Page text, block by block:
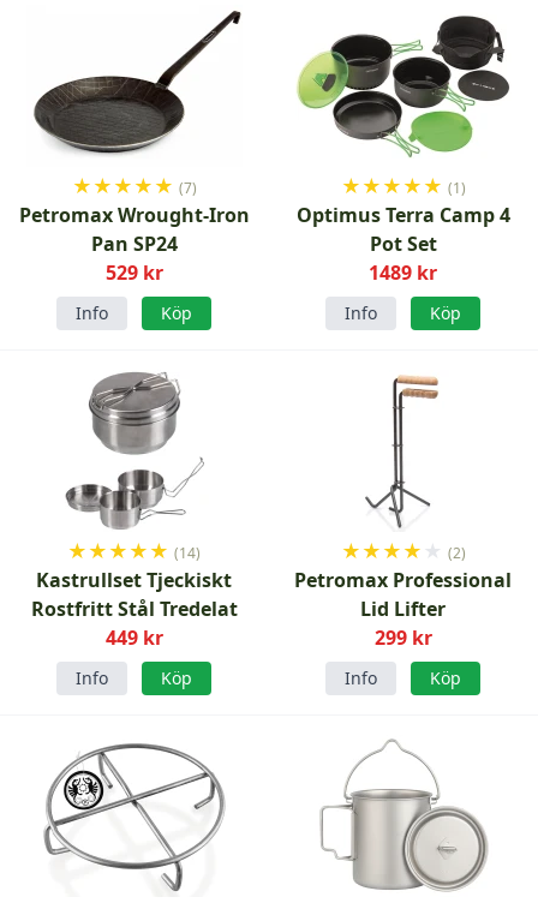
★★★★★ (7)
Petromax Wrought-Iron
Pan SP24
529 kr
Info Köp
★★★★★ (1)
Optimus Terra Camp 4
Pot Set
1489 kr
Info Köp
★★★★★ (14)
Kastrullset Tjeckiskt
Rostfritt Stål Tredelat
449 kr
Info Köp
★★★★ ★ (2)
Petromax Professional
Lid Lifter
299 kr
Info Köp